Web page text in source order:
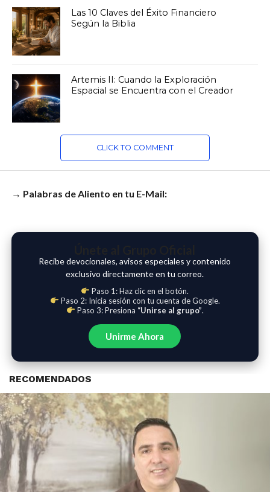
Las 10 Claves del Éxito Financiero
Según la Biblia
Artemis II: Cuando la Exploración
Espacial se Encuentra con el Creador
CLICK TO COMMENT
→ Palabras de Aliento en tu E-Mail:
Recibe devocionales, avisos especiales y contenido
exclusivo directamente en tu correo.
Paso 1: Haz clic en el botón.
Paso 2: Inicia sesión con tu cuenta de Google.
Paso 3: Presiona “Unirse al grupo”.
Unirme Ahora
RECOMENDADOS